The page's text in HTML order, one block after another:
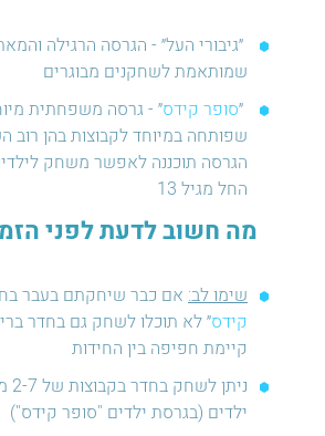
״גיבורי העל״ - הגרסה הרגילה
שמותאמת לשחקנים מבוגרים
״סופר קידס״ - גרסה משפחתית
שפותחה במיוחד לקבוצות בהן רוב
הגרסה תוכננה לאפשר משחק
החל מגיל 13
מה חשוב לדעת לפני
שימו לב: אם כבר שיחקתם בעבר
קידס״ לא תוכלו לשחק גם בחדר
קיימת חפיפה בין החידות
ילדים (בגרסת ילדים "סופר קידס")